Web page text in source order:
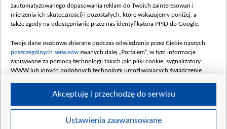
Dofinansowanie 900 000 000,00 PLN
Data podpisania umowy: LUTY 2026 (wpłata
kwiecień 180 mln, 7 maja 180 mln, 8
czerwca 90 mln)
Dofinansowanie 250 000 000,00 PLN
4 sierpnia 250 mln
zautomatyzowanego dopasowania reklam do Twoich zainteresowań i
mierzenia ich skuteczności) i pozostałych, które wskazujemy poniżej, a
także zgody na udostępnianie przez nas identyfikatora PPID do Google.
Twoje dane osobowe zbierane podczas odwiedzania przez Ciebie naszych
poszczególnych serwisów zwanych dalej „Portalem”, w tym informacje
zapisywane za pomocą technologii takich jak: pliki cookie, sygnalizatory
WWW lub innych podobnych technologii umożliwiających świadczenie
Twoje dane osobowe zbierane podczas odwiedzania przez Ciebie
Ustawienia zaawansowane
Akceptuję i przechodzę do serwisu